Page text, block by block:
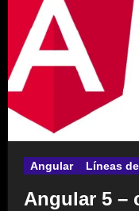
Angular Líneas
Angular 5 –